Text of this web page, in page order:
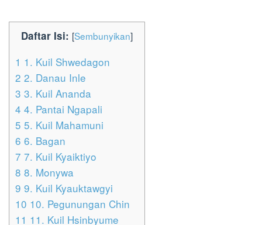
Daftar Isi: [Sembunyikan]
1 1. Kuil Shwedagon
2 2. Danau Inle
3 3. Kuil Ananda
4 4. Pantai Ngapali
5 5. Kuil Mahamuni
6 6. Bagan
7 7. Kuil Kyaiktiyo
8 8. Monywa
9 9. Kuil Kyauktawgyi
10 10. Pegunungan Chin
11 11. Kuil Hsinbyume